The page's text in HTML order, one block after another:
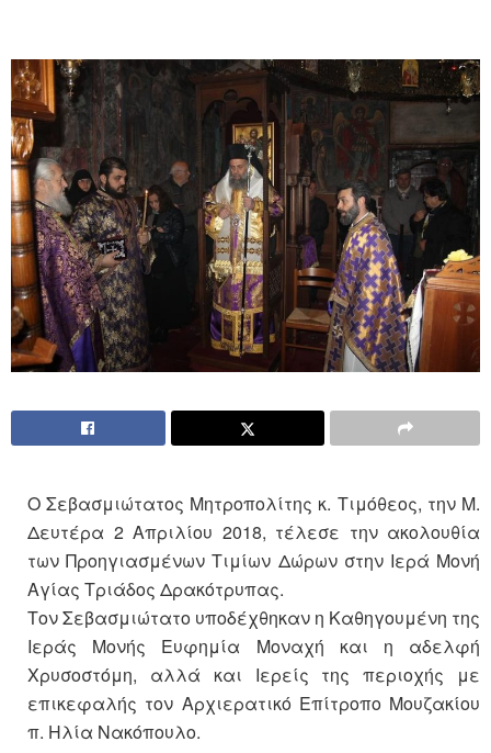
Ο Σεβασμιώτατος Μητροπολίτης κ. Τιμόθεος, την Μ.
Δευτέρα 2 Απριλίου 2018, τέλεσε την ακολουθία
των Προηγιασμένων Τιμίων Δώρων στην Ιερά Μονή
Αγίας Τριάδος Δρακότρυπας.
Τον Σεβασμιώτατο υποδέχθηκαν η Καθηγουμένη της
Ιεράς Μονής Ευφημία Μοναχή και η αδελφή
Χρυσοστόμη, αλλά και Ιερείς της περιοχής με
επικεφαλής τον Αρχιερατικό Επίτροπο Μουζακίου
π. Ηλία Νακόπουλο.